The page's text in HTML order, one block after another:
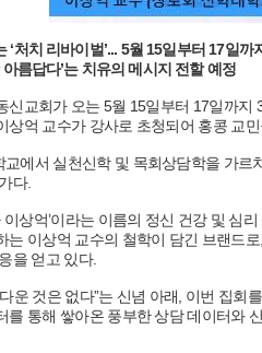
처치 리바이벌’... 5월 15일부터 17일까
름답다’는 치유의 메시지 전할 예정
교회가 오는 5월 15일부터 17일까지
상억 교수가 강사로 초청되어 홍콩 교
에서 실천신학 및 목회상담학을 가
다.
상억’이라는 이름의 정신 건강 및 심
는 이상억 교수의 철학이 담긴 브랜드
을 얻고 있다.
운 것은 없다”는 신념 아래, 이번 집회
를 통해 쌓아온 풍부한 상담 데이터와